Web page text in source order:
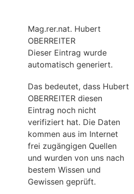
Mag.rer.nat. Hubert
OBERREITER
Dieser Eintrag wurde
automatisch generiert.
Das bedeutet, dass Hubert
OBERREITER diesen
Eintrag noch nicht
verifiziert hat. Die Daten
kommen aus im Internet
frei zugängigen Quellen
und wurden von uns nach
bestem Wissen und
Gewissen geprüft.